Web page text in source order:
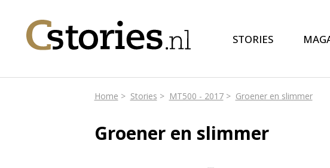
STORIES
Home Stories MT500 - 2017 Groener en slimmer
Groener en slimmer